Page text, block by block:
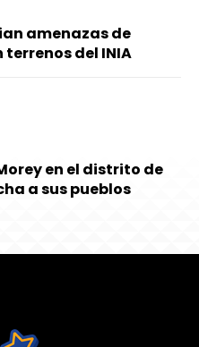
amenazas de
del INIA
en el distrito de
a sus pueblos